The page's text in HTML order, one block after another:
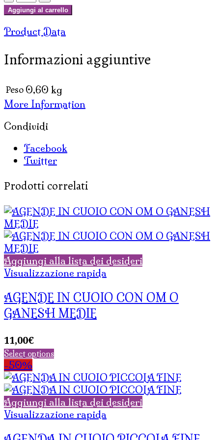
IN
DECORATE
quantità
Aggiungi al carrello
Product Data
Informazioni aggiuntive
Peso 0,60 kg
More Information
Condividi
Facebook
Twitter
Prodotti correlati
Aggiungi alla lista dei desideri
Visualizzazione rapida
AGENDE IN CUOIO CON OM O
GANESH MEDIE
11,00€
Select options
-50%
Aggiungi alla lista dei desideri
Visualizzazione rapida